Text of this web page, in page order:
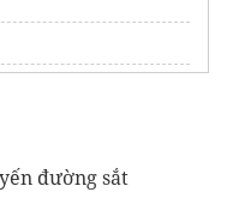
đường sắt